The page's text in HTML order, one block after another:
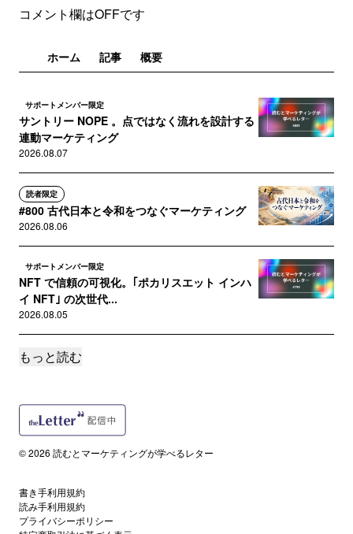
コメント欄はOFFです
ホーム 記事 概要
サポートメンバー限定
サントリー NOPE 。点ではなく流れを設計する
連動マーケティング
2026.08.07
読者限定
#800 古代日本と令和をつなぐマーケティング
2026.08.06
サポートメンバー限定
NFT で信頼の可視化。｢ポカリスエット インハ
イ NFT｣ の次世代...
2026.08.05
サポートメンバー限定
2026.08.04
花王･ファミマ･牛乳協会に学ぶ、対症療法から
2026.08.03
読者限定
もっと読む
© 2026 読むとマーケティングが学べるレター
書き手利用規約
読み手利用規約
プライバシーポリシー